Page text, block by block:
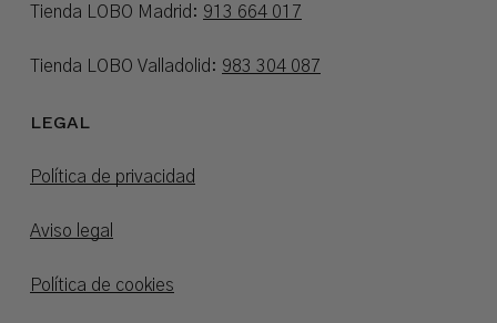
Tienda LOBO Madrid: 913 664 017
Tienda LOBO Valladolid: 983 304 087
LEGAL
Política de privacidad
Aviso legal
Política de cookies